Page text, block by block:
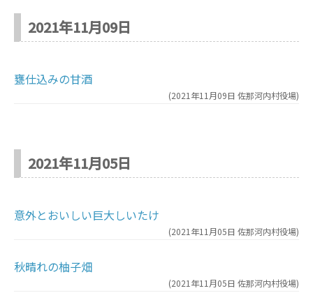
2021年11月09日
甕仕込みの甘酒
(2021年11月09日 佐那河内村役場)
2021年11月05日
意外とおいしい巨大しいたけ
(2021年11月05日 佐那河内村役場)
秋晴れの柚子畑
(2021年11月05日 佐那河内村役場)